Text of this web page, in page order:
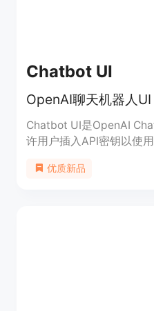
Chatbot UI
OpenAI聊天机器人UI
Chatbot UI是OpenAI
许用户插入API密钥以使
优质新品